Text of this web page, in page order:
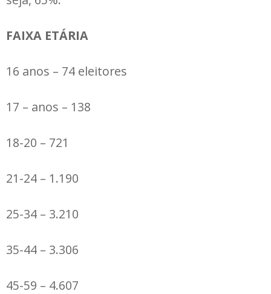
FAIXA ETÁRIA
16 anos – 74 eleitores
17 – anos – 138
18-20 – 721
21-24 – 1.190
25-34 – 3.210
35-44 – 3.306
45-59 – 4.607